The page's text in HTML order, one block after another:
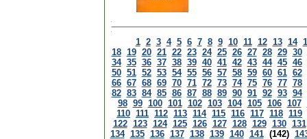
1 2 3 4 5 6 7 8 9 10 11 12 13 14
18 19 20 21 22 23 24 25 26 27 28 29 30
34 35 36 37 38 39 40 41 42 43 44 45 46
50 51 52 53 54 55 56 57 58 59 60 61 62
66 67 68 69 70 71 72 73 74 75 76 77 78
82 83 84 85 86 87 88 89 90 91 92 93 94
98 99 100 101 102 103 104 105 106 107
110 111 112 113 114 115 116 117 118 119
122 123 124 125 126 127 128 129 130 131
134 135 136 137 138 139 140 141 (142)